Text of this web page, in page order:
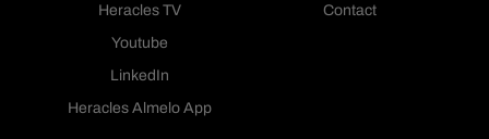
Heracles TV
Youtube
LinkedIn
Heracles Almelo App
Contact